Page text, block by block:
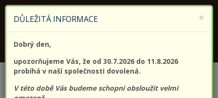
×
DŮLEŽITÁ INFORMACE
Dobrý den,
upozorňujeme Vás, že od 30.7.2026 do 11.8.2026
probíhá v naší společnosti dovolená.
V této době Vás budeme schopni obsloužit velmi